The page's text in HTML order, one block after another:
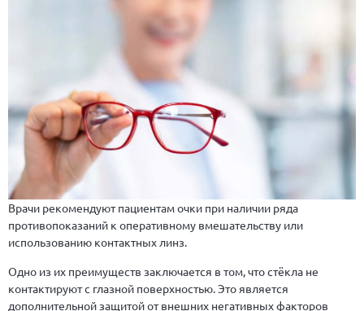
Врачи рекомендуют пациентам очки при наличии ряда
противопоказаний к оперативному вмешательству или
использованию контактных линз.
Одно из их преимуществ заключается в том, что стёкла не
контактируют с глазной поверхностью. Это является
дополнительной защитой от внешних негативных факторов